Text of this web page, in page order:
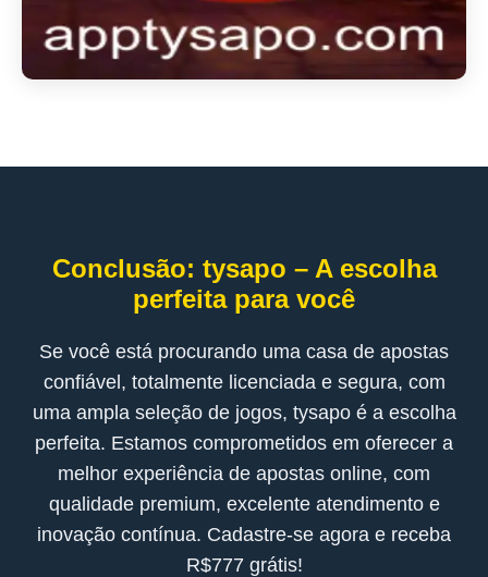
Conclusão: tysapo – A escolha
perfeita para você
Se você está procurando uma casa de apostas
confiável, totalmente licenciada e segura, com
uma ampla seleção de jogos, tysapo é a escolha
perfeita. Estamos comprometidos em oferecer a
melhor experiência de apostas online, com
qualidade premium, excelente atendimento e
inovação contínua. Cadastre-se agora e receba
R$777 grátis!